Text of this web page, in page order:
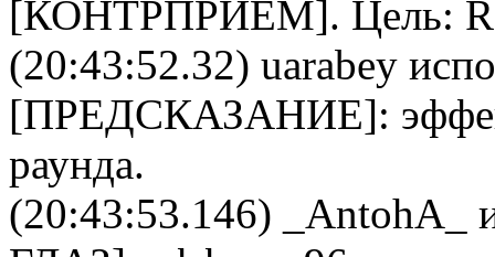
[КОНТРПРИЕМ]. Цель:
(20:43:52.32) uarabey
[ПРЕДСКАЗАНИЕ]:
раунда.
(20:43:53.146)
_AntohA_